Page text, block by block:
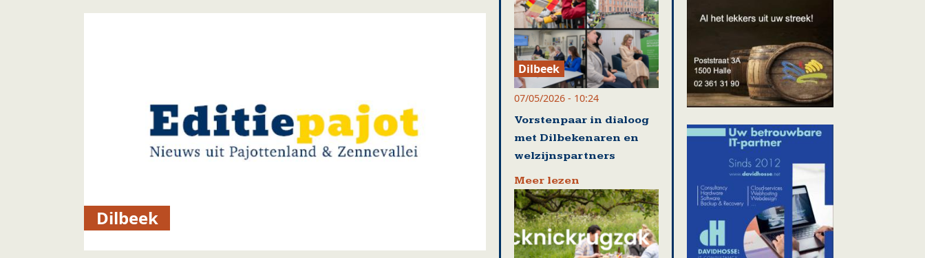
Dilbeek
Dilbeek
07/05/2026 - 10:24
Vorstenpaar in dialoog
met Dilbekenaren en
welzijnspartners
Meer lezen